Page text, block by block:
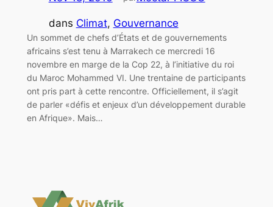
dans Climat, Gouvernance
Un sommet de chefs d’États et de gouvernements
africains s’est tenu à Marrakech ce mercredi 16
novembre en marge de la Cop 22, à l’initiative du roi
du Maroc Mohammed VI. Une trentaine de participants
ont pris part à cette rencontre. Officiellement, il s’agit
de parler «défis et enjeux d’un développement durable
en Afrique». Mais…